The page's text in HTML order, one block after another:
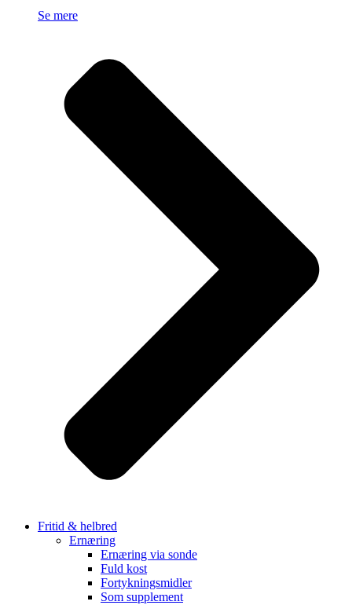
Se mere
Fritid & helbred
Ernæring
Ernæring via sonde
Fuld kost
Fortykningsmidler
Som supplement